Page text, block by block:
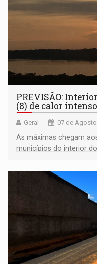
PREVISÃO:
(8) de calor
Geral 07 de
As máximas chegam
municípios do interior